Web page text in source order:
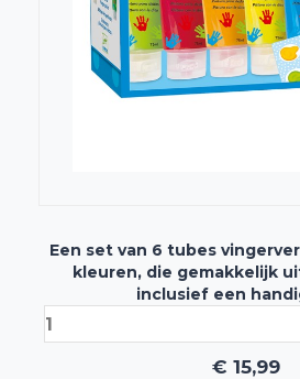
Een set van 6 tubes
kleuren, die gemakkelijk
inclusief een
€ 15,99